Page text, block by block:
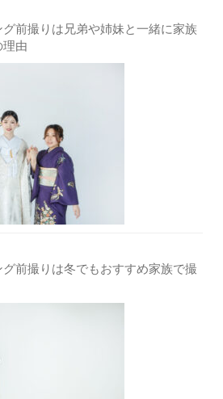
前撮りは兄弟や姉妹と一緒に家族
由
前撮りは冬でもおすすめ家族で撮